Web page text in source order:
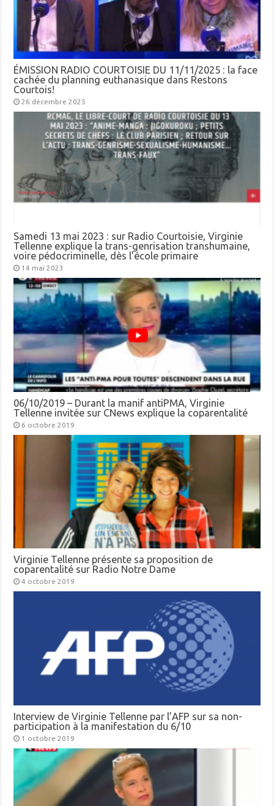
ÉMISSION RADIO COURTOISIE DU 11/11/2025 : la face
cachée du planning euthanasique dans Restons
Courtois!
26 décembre 2025
Samedi 13 mai 2023 : sur Radio Courtoisie, Virginie
Tellenne explique la trans-genrisation transhumaine,
voire pédocriminelle, dès l’école primaire
14 mai 2023
06/10/2019 – Durant la manif antiPMA, Virginie
Tellenne invitée sur CNews explique la coparentalité
6 octobre 2019
Virginie Tellenne présente sa proposition de
coparentalité sur Radio Notre Dame
4 octobre 2019
Interview de Virginie Tellenne par l’AFP sur sa non-
participation à la manifestation du 6/10
1 octobre 2019